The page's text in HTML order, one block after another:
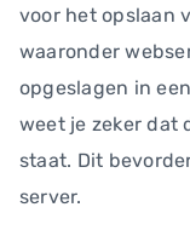
voor het opslaan
waaronder
opgeslagen in
weet je zeker dat
staat. Dit
server.